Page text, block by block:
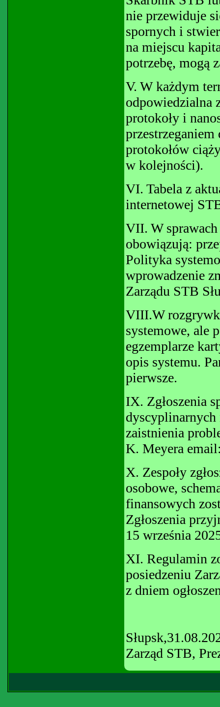
nie przewiduje
spornych i
na miejscu
potrzebę, mogą
V. W każdym
odpowiedzialna
protokoły i
protokołów
w kolejności).
VI. Tabela z
internetowej
VII. W
obowiązują:
Polityka
wprowadzenie
Zarządu STB
VIII.W
systemowe, ale
egzemplarze
opis systemu.
pierwsze.
IX. Zgłoszenia
dyscyplinarnych
zaistnienia
K. Meyera
X. Zespoły
osobowe,
finansowych
Zgłoszenia
15 września
XI. Regulamin
posiedzeniu
z dniem
Zarząd STB,